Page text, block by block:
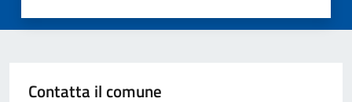
Contatta il comune